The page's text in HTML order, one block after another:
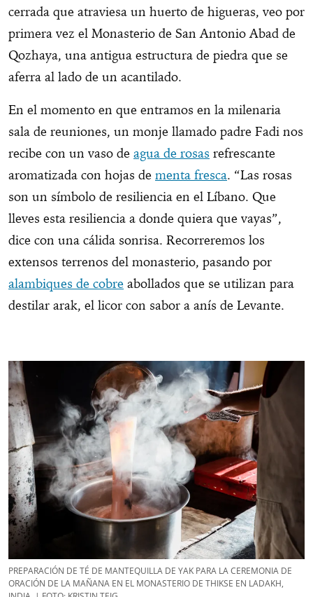
cerrada que atraviesa un huerto de higueras, veo por
primera vez el Monasterio de San Antonio Abad de
Qozhaya, una antigua estructura de piedra que se
aferra al lado de un acantilado.
En el momento en que entramos en la milenaria
sala de reuniones, un monje llamado padre Fadi nos
recibe con un vaso de agua de rosas refrescante
aromatizada con hojas de menta fresca. “Las rosas
son un símbolo de resiliencia en el Líbano. Que
lleves esta resiliencia a donde quiera que vayas”,
dice con una cálida sonrisa. Recorreremos los
extensos terrenos del monasterio, pasando por
alambiques de cobre abollados que se utilizan para
destilar arak, el licor con sabor a anís de Levante.
PREPARACIÓN DE TÉ DE MANTEQUILLA DE YAK PARA LA CEREMONIA DE
ORACIÓN DE LA MAÑANA EN EL MONASTERIO DE THIKSE EN LADAKH,